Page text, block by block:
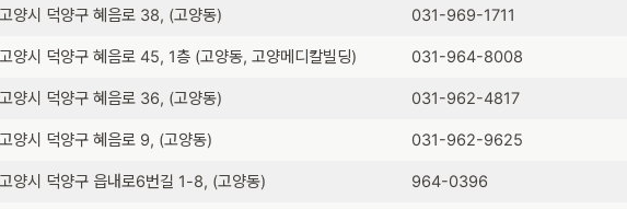
양시 덕양구 혜음로 38, (고양동) 031-969-1711
양시 덕양구 혜음로 45, 1층 (고양동, 고양메디칼빌딩) 031-964-8008
양시 덕양구 혜음로 36, (고양동) 031-962-4817
양시 덕양구 혜음로 9, (고양동) 031-962-9625
양시 덕양구 읍내로6번길 1-8, (고양동) 964-0396